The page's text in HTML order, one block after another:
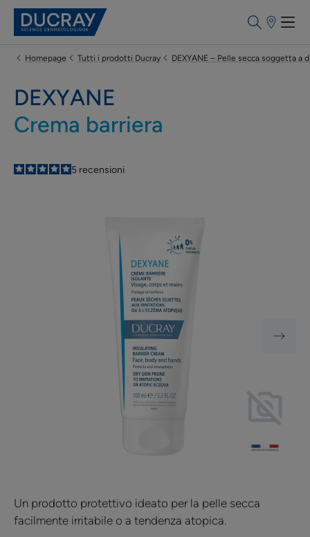
Punti
Homepage Tutti i prodotti Ducray DEXYANE – Pelle secca soggetta a
DEXYANE
Crema barriera
5
/5
5 recensioni
Un prodotto protettivo ideato per la pelle secca
facilmente irritabile o a tendenza atopica.